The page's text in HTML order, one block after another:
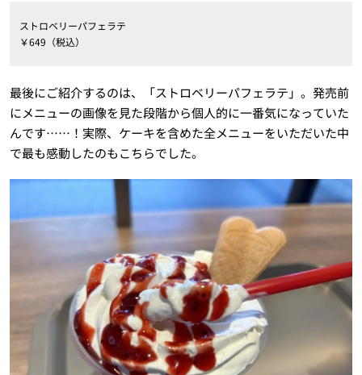
ストロベリーパフェラテ
￥649（税込）
最後にご紹介するのは、「ストロベリーパフェラテ」。発売前
にメニューの画像を見た段階から個人的に一番気になっていた
んです……！実際、ケーキを含めた全メニューをいただいた中
で最も感動したのもこちらでした。